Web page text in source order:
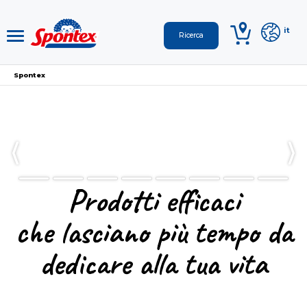
it
Spontex
Prodotti efficaci
che lasciano più tempo da
dedicare alla tua vita